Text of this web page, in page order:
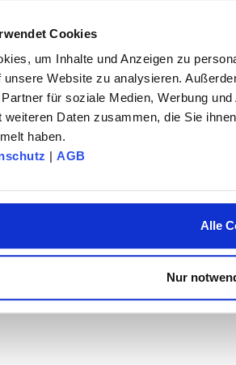
Cookies
um Inhalte und Anzeigen zu
unsere Website zu analysieren.
für soziale Medien, Werbung
weiteren Daten zusammen, die Sie
haben.
| AGB
Alle
Nur
GmbH & Co KG – All rights reserved.